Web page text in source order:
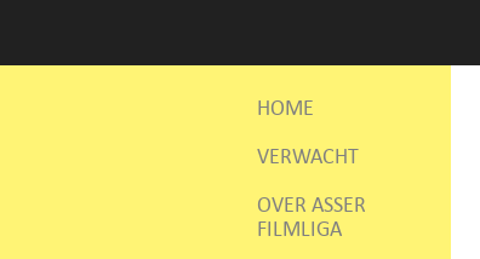
HOME
VERWACHT
OVER ASSER
FILMLIGA